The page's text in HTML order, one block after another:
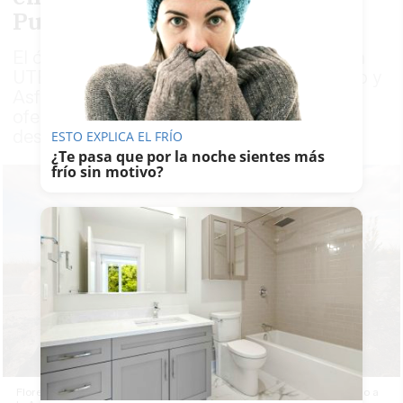
El órgano de contratación determina que la
UTE formada por Construcciones Garrucho y
Asfaltos Garrucho ha presentado la mejor
oferta entre 24 licitadores para el
desdoblamiento
Flores que recuerdan un accidente en la A-491, carretera de acceso a
ESTO EXPLICA EL FRÍO
¿Te pasa que por la noche sientes más
frío sin motivo?